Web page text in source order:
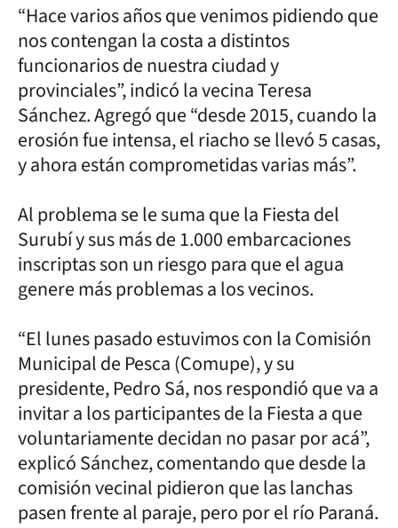
“Hace varios años que venimos pidiendo que
nos contengan la costa a distintos
funcionarios de nuestra ciudad y
provinciales”, indicó la vecina Teresa
Sánchez. Agregó que “desde 2015, cuando la
erosión fue intensa, el riacho se llevó 5 casas,
y ahora están comprometidas varias más”.
Al problema se le suma que la Fiesta del
Surubí y sus más de 1.000 embarcaciones
inscriptas son un riesgo para que el agua
genere más problemas a los vecinos.
“El lunes pasado estuvimos con la Comisión
Municipal de Pesca (Comupe), y su
presidente, Pedro Sá, nos respondió que va a
invitar a los participantes de la Fiesta a que
voluntariamente decidan no pasar por acá”,
explicó Sánchez, comentando que desde la
comisión vecinal pidieron que las lanchas
pasen frente al paraje, pero por el río Paraná.